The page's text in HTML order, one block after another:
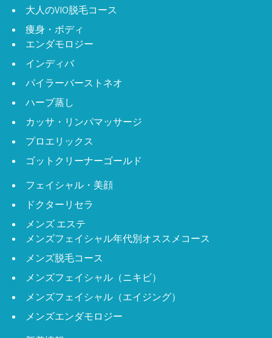
大人のVIO脱毛コース
痩身・ボディ
エンダモロジー
インディバ
パイラーバーストネオ
ハーブ蒸し
カッサ・リンパマッサージ
プロエリックス
ゴットクリーナーゴールド
フェイシャル・美顔
ドクターリセラ
メンズ エステ
メンズフェイシャル年代別オススメコース
メンズ脱毛コース
メンズフェイシャル（ニキビ）
メンズフェイシャル（エイジング）
メンズエンダモロジー